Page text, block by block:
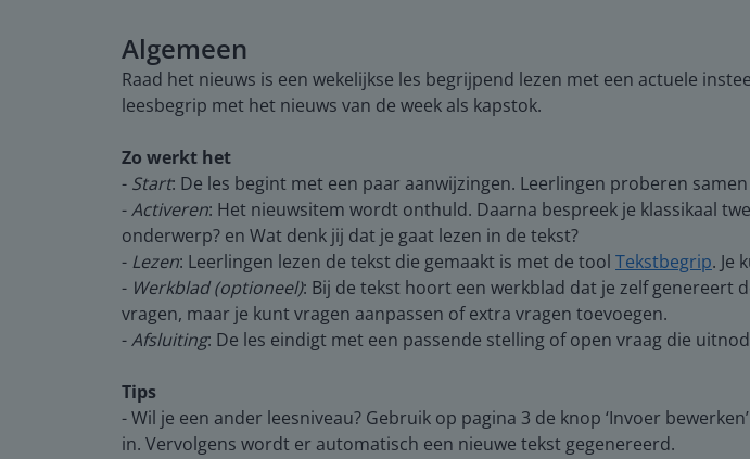
Algemeen
Raad het nieuws is een wekelijkse les begrijpend lezen met een actuele
leesbegrip met het nieuws van de week als kapstok.
Zo werkt het
- Start: De les begint met een paar aanwijzingen. Leerlingen proberen
-Activeren: Het nieuwsitem wordt onthuld. Daarna bespreek je klassikaal
onderwerp? en Wat denk jij dat je gaat lezen in de tekst?
- Lezen: Leerlingen lezen de tekst die gemaakt is met de tool Tekstbegrip. Je
- Werkblad (optioneel): Bij de tekst hoort een werkblad dat je zelf genereert
vragen, maar je kunt vragen aanpassen of extra vragen toevoegen.
-Afsluiting: De les eindigt met een passende stelling of open vraag die
Tips
- Wil je een ander leesniveau? Gebruik op pagina 3 de knop ‘Invoer
in. Vervolgens wordt er automatisch een nieuwe tekst gegenereerd.